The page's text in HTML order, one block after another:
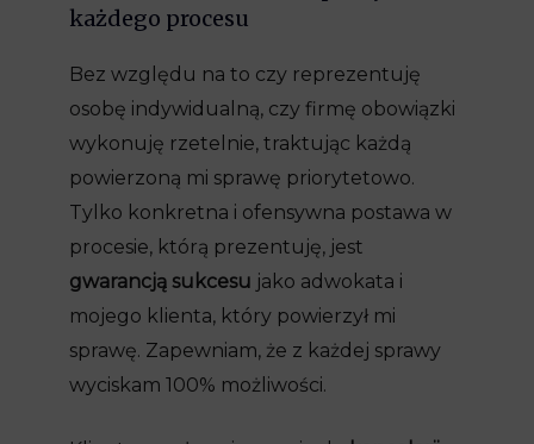
każdego procesu
Bez względu na to czy reprezentuję
osobę indywidualną, czy firmę obowiązki
wykonuję rzetelnie, traktując każdą
powierzoną mi sprawę priorytetowo.
Tylko konkretna i ofensywna postawa w
procesie, którą prezentuję, jest
gwarancją sukcesu jako adwokata i
mojego klienta, który powierzył mi
sprawę. Zapewniam, że z każdej sprawy
wyciskam 100% możliwości.